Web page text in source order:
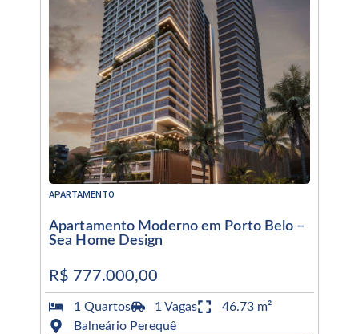
APARTAMENTO
Apartamento Moderno em Porto Belo –
Sea Home Design
R$ 777.000,00
1 Quartos 1 Vagas
46.73 m²
Balneário Perequê